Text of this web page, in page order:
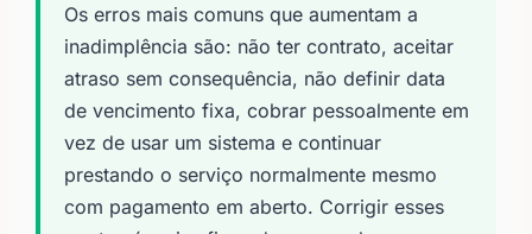
Os erros mais comuns que aumentam a
inadimplência são: não ter contrato, aceitar
atraso sem consequência, não definir data
de vencimento fixa, cobrar pessoalmente em
vez de usar um sistema e continuar
prestando o serviço normalmente mesmo
com pagamento em aberto. Corrigir esses